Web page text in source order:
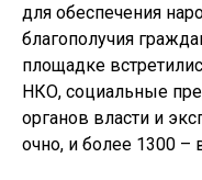
для обеспечения
благополучия
площадке
НКО, социальные
органов власти и
очно, и более 1300 –